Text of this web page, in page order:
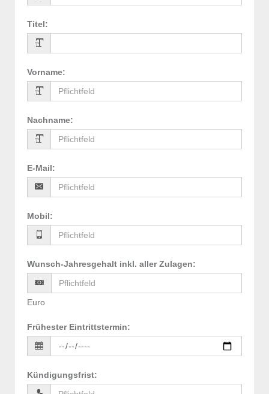
Titel:
Vorname:
Nachname:
E-Mail:
Mobil:
Wunsch-Jahresgehalt inkl. aller Zulagen:
Euro
Frühester Eintrittstermin:
Kündigungsfrist: